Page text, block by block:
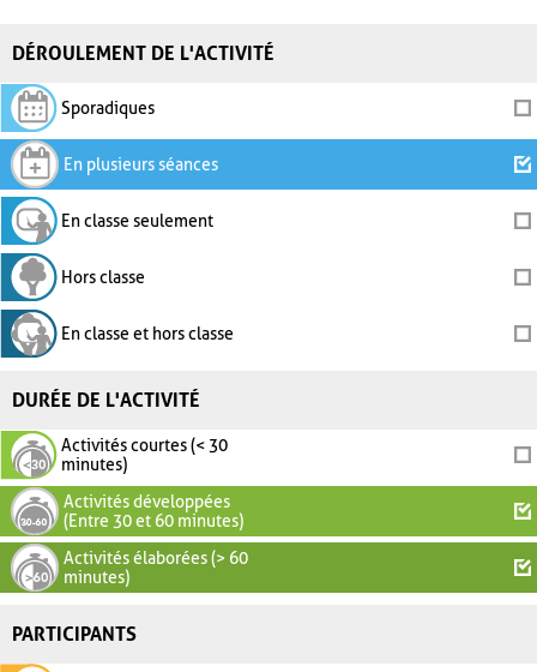
DÉROULEMENT DE L'ACTIVITÉ
Sporadiques
En plusieurs séances
En classe seulement
Hors classe
En classe et hors classe
DURÉE DE L'ACTIVITÉ
Activités courtes (< 30
minutes)
Activités développées
(Entre 30 et 60 minutes)
Activités élaborées (> 60
minutes)
PARTICIPANTS